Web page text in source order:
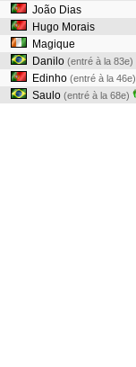
João Dias
Hugo Morais
Magique
Danilo (entré à la 83e)
Edinho (entré à la 46e)
Saulo (entré à la 68e)